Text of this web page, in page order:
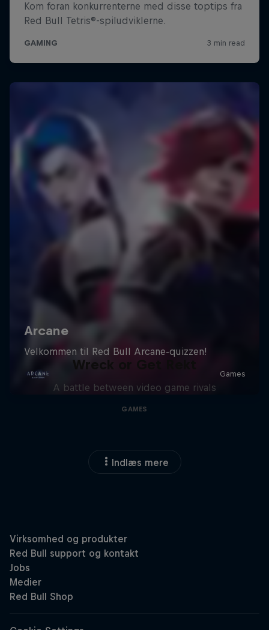
Wreck or Get Rekt
A battle between video game rivals
GAMES
Indlæs mere